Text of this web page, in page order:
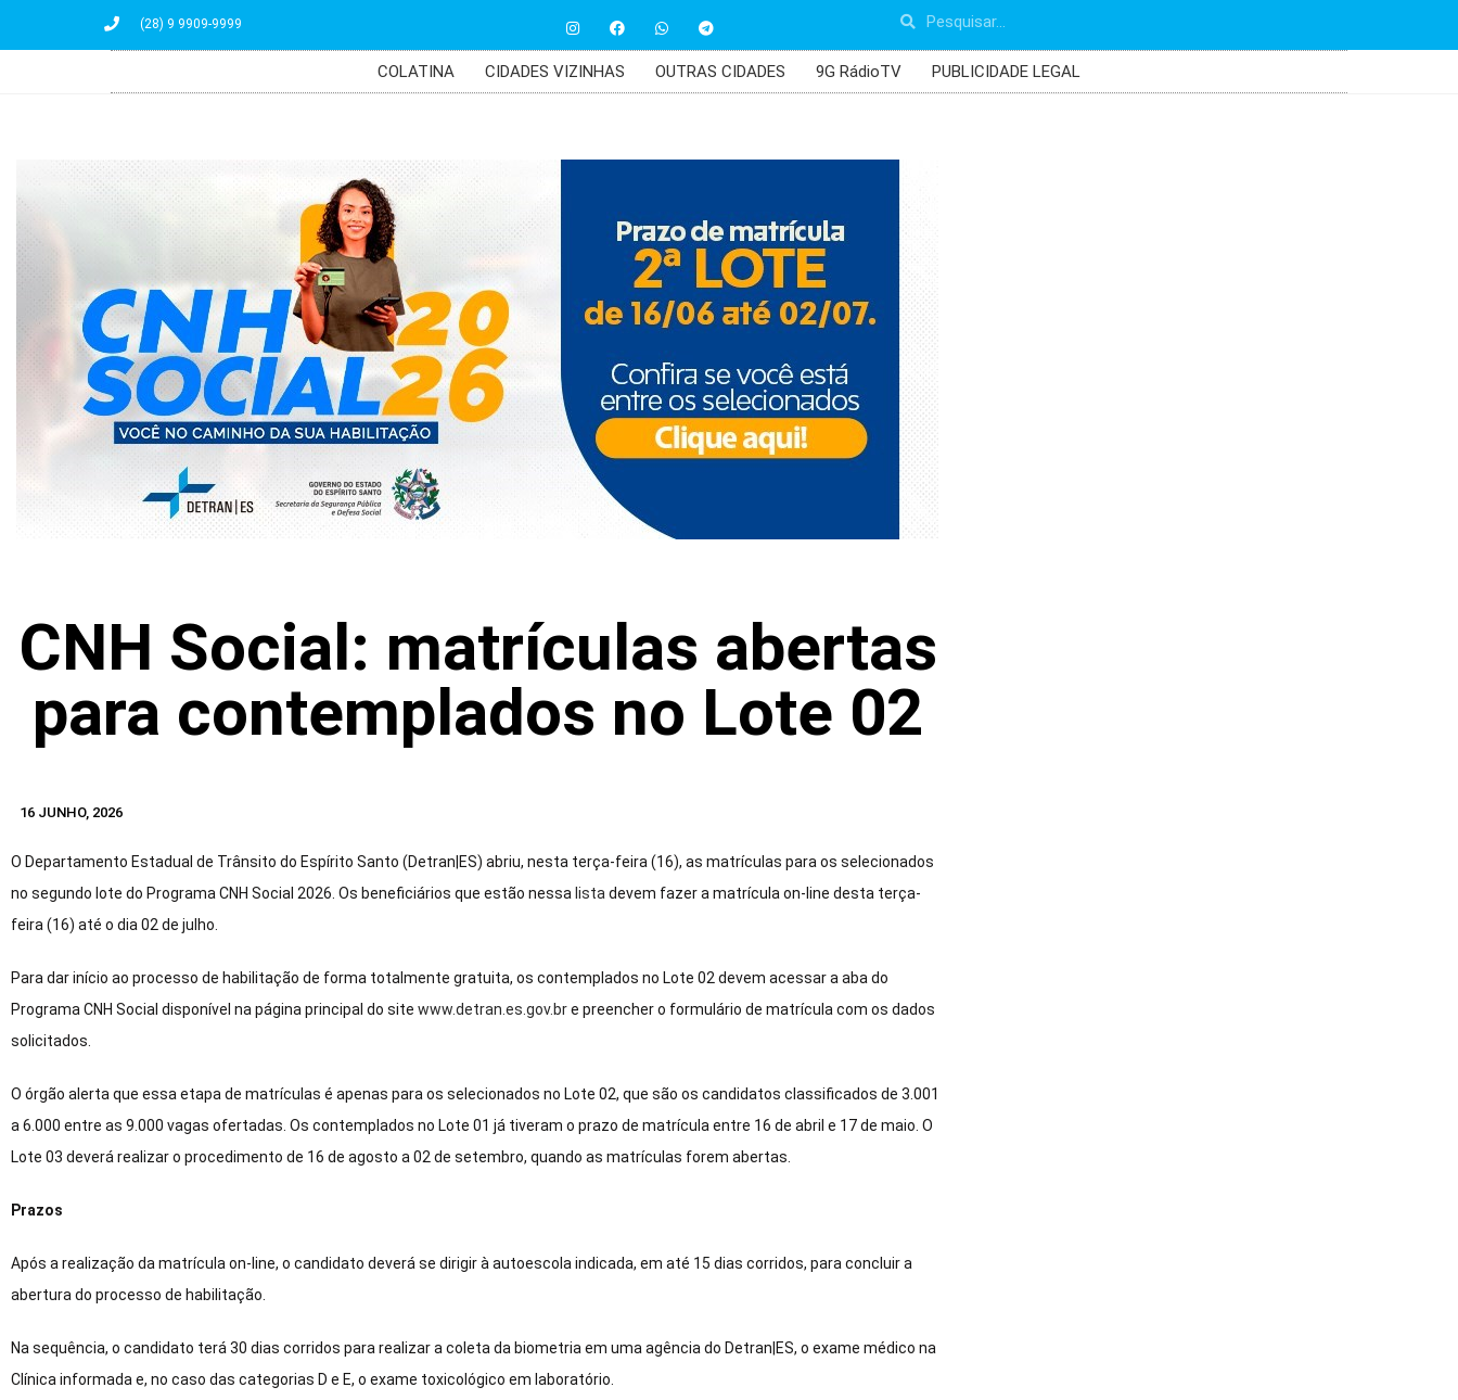
(28) 9 9909-9999
COLATINA CIDADES VIZINHAS OUTRAS CIDADES 9G RádioTV PUBLICIDADE LEGAL
CNH Social: matrículas abertas
para contemplados no Lote 02
16 JUNHO, 2026
O Departamento Estadual de Trânsito do Espírito Santo (Detran|ES) abriu, nesta terça-feira (16), as matrículas para os selecionados
no segundo lote do Programa CNH Social 2026. Os beneficiários que estão nessa lista devem fazer a matrícula on-line desta terça-
feira (16) até o dia 02 de julho.
Para dar início ao processo de habilitação de forma totalmente gratuita, os contemplados no Lote 02 devem acessar a aba do
Programa CNH Social disponível na página principal do site www.detran.es.gov.bre preencher o formulário de matrícula com os dados
solicitados.
O órgão alerta que essa etapa de matrículas é apenas para os selecionados no Lote 02, que são os candidatos classificados de 3.001
a 6.000 entre as 9.000 vagas ofertadas. Os contemplados no Lote 01 já tiveram o prazo de matrícula entre 16 de abril e 17 de maio. O
Lote 03 deverá realizar o procedimento de 16 de agosto a 02 de setembro, quando as matrículas forem abertas.
Prazos
Após a realização da matrícula on-line, o candidato deverá se dirigir à autoescola indicada, em até 15 dias corridos, para concluir a
abertura do processo de habilitação.
Na sequência, o candidato terá 30 dias corridos para realizar a coleta da biometria em uma agência do Detran|ES, o exame médico na
Clínica informada e, no caso das categorias D e E, o exame toxicológico em laboratório.